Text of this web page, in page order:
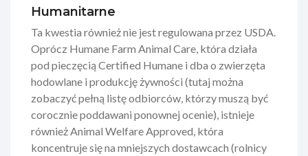
Humanitarne
Ta kwestia również nie jest regulowana przez USDA.
Oprócz Humane Farm Animal Care, która działa
pod pieczęcią Certified Humane i dba o zwierzęta
hodowlane i produkcję żywności (tutaj można
zobaczyć pełną listę odbiorców, którzy muszą być
corocznie poddawani ponownej ocenie), istnieje
również Animal Welfare Approved, która
koncentruje się na mniejszych dostawcach (rolnicy